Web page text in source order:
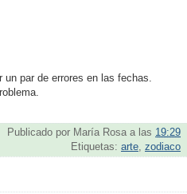
un par de errores en las fechas.
Publicado por María Rosa a las 19:29
Etiquetas: arte zodiaco